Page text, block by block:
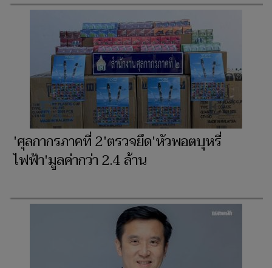
'ศุลกากรภาคที่ 2'ตรวจยึด'หัวพอตบุหรี่
ไฟฟ้า'มูลค่ากว่า 2.4 ล้าน